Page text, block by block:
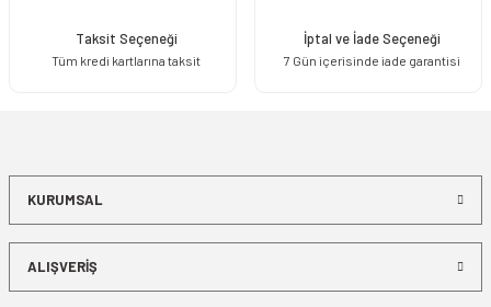
Taksit Seçeneği
Tüm kredi kartlarına taksit
İptal ve İade Seçeneği
7 Gün içerisinde iade garantisi
KURUMSAL
ALIŞVERİŞ